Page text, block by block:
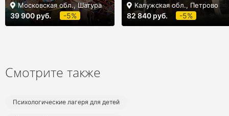
Московская обл., Шатура
39 900 руб. -5%
Калужская обл., Петрово
82 840 руб. -5%
Смотрите также
Психологические лагеря для детей